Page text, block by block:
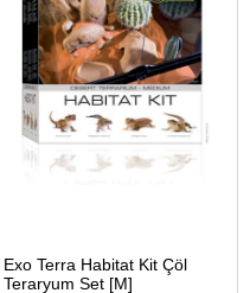
Exo Terra Habitat Kit Çöl
Teraryum Set [M]